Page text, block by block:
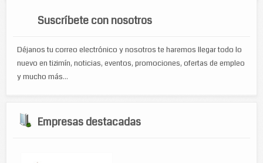
Suscríbete con nosotros
Déjanos tu correo electrónico y nosotros te haremos llegar todo lo
nuevo en tizimín, noticias, eventos, promociones, ofertas de empleo
y mucho más...
Empresas destacadas